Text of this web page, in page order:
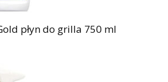
płyn do grilla 750 ml